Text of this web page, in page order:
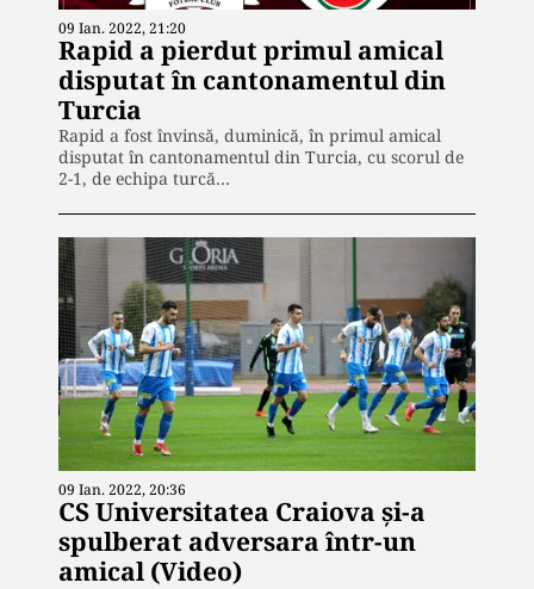
09 Ian. 2022, 21:20
Rapid a pierdut primul amical
disputat în cantonamentul din
Turcia
Rapid a fost învinsă, duminică, în primul amical
disputat în cantonamentul din Turcia, cu scorul de
2-1, de echipa turcă…
09 Ian. 2022, 20:36
CS Universitatea Craiova și-a
spulberat adversara într-un
amical (Video)